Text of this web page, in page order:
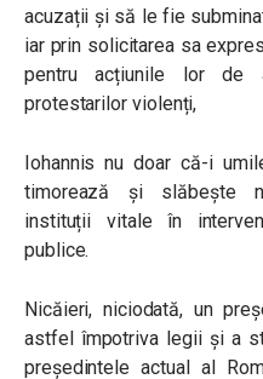
acuzații și să le fie
iar prin solicitarea sa
pentru acțiunile lor
protestarilor violenți,
Iohannis nu doar că-i
timorează și slăbește
instituții vitale în
publice.
Nicăieri, niciodată, un
astfel împotriva legii și a
președintele actual al